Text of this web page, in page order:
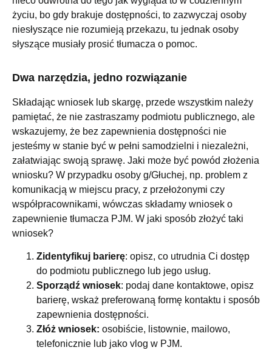
życiu, bo gdy brakuje dostępności, to zazwyczaj osoby
niesłyszące nie rozumieją przekazu, tu jednak osoby
słyszące musiały prosić tłumacza o pomoc.
Dwa narzędzia, jedno rozwiązanie
Składając wniosek lub skargę, przede wszystkim należy
pamiętać, że nie zastraszamy podmiotu publicznego, ale
wskazujemy, że bez zapewnienia dostępności nie
jesteśmy w stanie być w pełni samodzielni i niezależni,
załatwiając swoją sprawę. Jaki może być powód złożenia
wniosku? W przypadku osoby g/Głuchej, np. problem z
komunikacją w miejscu pracy, z przełożonymi czy
współpracownikami, wówczas składamy wniosek o
zapewnienie tłumacza PJM. W jaki sposób złożyć taki
wniosek?
Zidentyfikuj barierę: opisz, co utrudnia Ci dostęp
do podmiotu publicznego lub jego usług.
Sporządź wniosek: podaj dane kontaktowe, opisz
barierę, wskaż preferowaną formę kontaktu i sposób
zapewnienia dostępności.
Złóż wniosek: osobiście, listownie, mailowo,
telefonicznie lub jako vlog w PJM.